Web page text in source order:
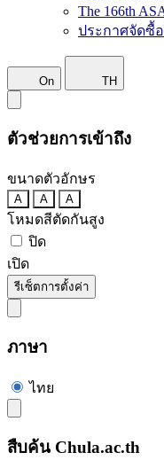
The 166th
ประกาศจัดซื้
On TH
ตัวช่วยการเข้าถึง
ขนาดตัวอักษร
A A A
โหมดสีตัดกันสูง
ปิด
เปิด
รีเซ็ตการตั้งค่า
ภาษา
ไทย
สืบค้น Chula.ac.th